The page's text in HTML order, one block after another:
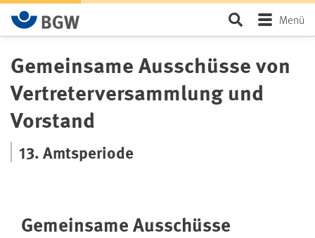
Zum Hauptinhalt springen SeiteMenü
Gemeinsame Ausschüsse von
Vertreterversammlung und
Vorstand
13. Amtsperiode
Gemeinsame Ausschüsse